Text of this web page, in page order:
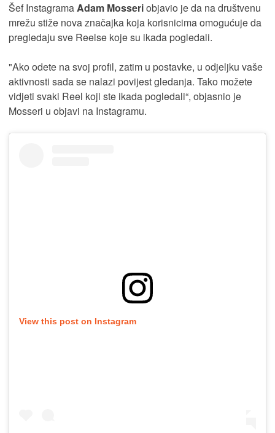
Šef InstagramaAdam Mosseriobjavio je da na društvenu
mrežu stiže nova značajka koja korisnicima omogućuje da
pregledaju sve Reelse koje su ikada pogledali.
"Ako odete na svoj profil, zatim u postavke, u odjeljku vaše
aktivnosti sada se nalazi povijest gledanja. Tako možete
vidjeti svaki Reel koji ste ikada pogledali“, objasnio je
Mosseri u objavi na Instagramu.
View this post on Instagram